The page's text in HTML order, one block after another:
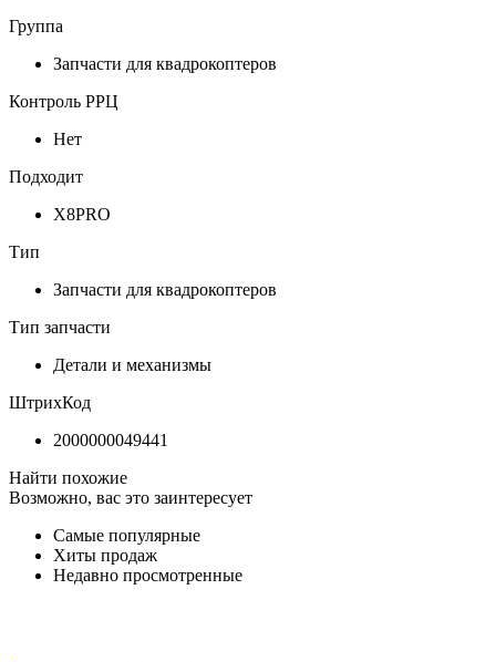
Группа
Запчасти для квадрокоптеров
Контроль РРЦ
Нет
Подходит
X8PRO
Тип
Запчасти для квадрокоптеров
Тип запчасти
Детали и механизмы
ШтрихКод
2000000049441
Найти похожие
Возможно, вас это заинтересует
Самые популярные
Хиты продаж
Недавно просмотренные